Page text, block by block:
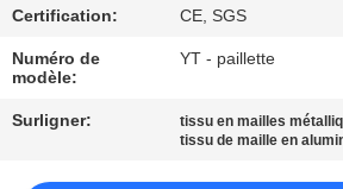
CONTACTEZ-
NOUS
NOUVELLES
Certification: CE, SGS
Numéro de
modèle:
YT - paillette
Surligner: tissu en mailles
tissu de maille en